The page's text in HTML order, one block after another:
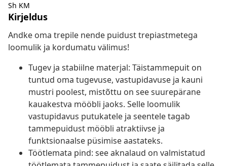
Sh KM
Kirjeldus
Andke oma trepile nende puidust trepiastmetega
loomulik ja kordumatu välimus!
Tugev ja stabiilne materjal: Täistammepuit on
tuntud oma tugevuse, vastupidavuse ja kauni
mustri poolest, mistõttu on see suurepärane
kauakestva mööbli jaoks. Selle loomulik
vastupidavus putukatele ja seentele tagab
tammepuidust mööbli atraktiivse ja
funktsionaalse püsimise aastateks.
Töötlemata pind: see aknalaud on valmistatud